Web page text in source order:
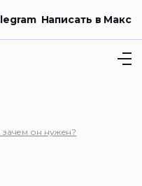
Написать в Макс
зачем он нужен?